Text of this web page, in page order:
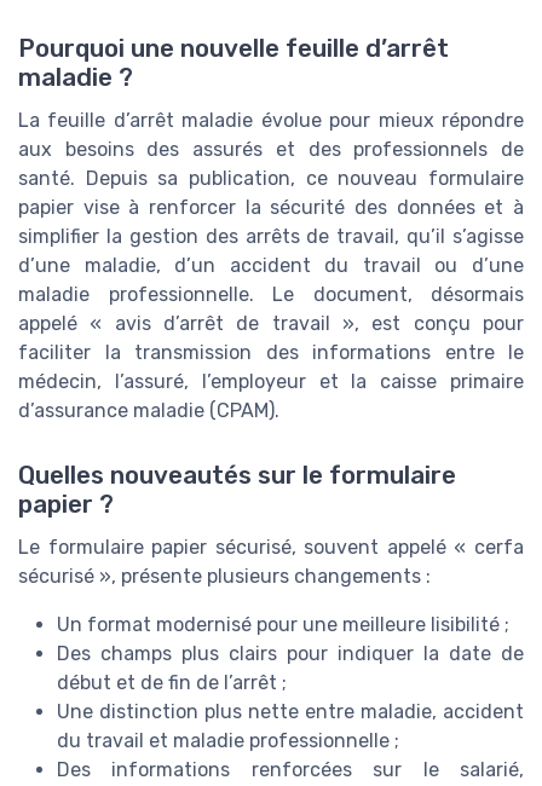
Pourquoi une nouvelle feuille d’arrêt
maladie ?
La feuille d’arrêt maladie évolue pour mieux répondre
aux besoins des assurés et des professionnels de
santé. Depuis sa publication, ce nouveau formulaire
papier vise à renforcer la sécurité des données et à
simplifier la gestion des arrêts de travail, qu’il s’agisse
d’une maladie, d’un accident du travail ou d’une
maladie professionnelle. Le document, désormais
appelé « avis d’arrêt de travail », est conçu pour
faciliter la transmission des informations entre le
médecin, l’assuré, l’employeur et la caisse primaire
d’assurance maladie (CPAM).
Quelles nouveautés sur le formulaire
papier ?
Le formulaire papier sécurisé, souvent appelé « cerfa
sécurisé », présente plusieurs changements :
Un format modernisé pour une meilleure lisibilité ;
Des champs plus clairs pour indiquer la date de
début et de fin de l’arrêt ;
Une distinction plus nette entre maladie, accident
du travail et maladie professionnelle ;
Des informations renforcées sur le salarié,